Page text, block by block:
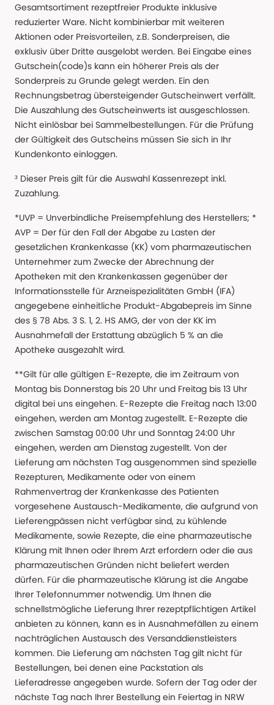
Gesamtsortiment rezeptfreier Produkte inklusive
reduzierter Ware. Nicht kombinierbar mit weiteren
Aktionen oder Preisvorteilen, z.B. Sonderpreisen, die
exklusiv über Dritte ausgelobt werden. Bei Eingabe eines
Gutschein(code)s kann ein höherer Preis als der
Sonderpreis zu Grunde gelegt werden. Ein den
Rechnungsbetrag übersteigender Gutscheinwert verfällt.
Die Auszahlung des Gutscheinwerts ist ausgeschlossen.
Nicht einlösbar bei Sammelbestellungen. Für die Prüfung
der Gültigkeit des Gutscheins müssen Sie sich in Ihr
Kundenkonto einloggen.
³ Dieser Preis gilt für die Auswahl Kassenrezept inkl.
Zuzahlung.
*UVP = Unverbindliche Preisempfehlung des Herstellers; *
AVP = Der für den Fall der Abgabe zu Lasten der
gesetzlichen Krankenkasse (KK) vom pharmazeutischen
Unternehmer zum Zwecke der Abrechnung der
Apotheken mit den Krankenkassen gegenüber der
Informationsstelle für Arzneispezialitäten GmbH (IFA)
angegebene einheitliche Produkt-Abgabepreis im Sinne
des § 78 Abs. 3 S. 1, 2. HS AMG, der von der KK im
Ausnahmefall der Erstattung abzüglich 5 % an die
Apotheke ausgezahlt wird.
**Gilt für alle gültigen E-Rezepte, die im Zeitraum von
Montag bis Donnerstag bis 20 Uhr und Freitag bis 13 Uhr
digital bei uns eingehen. E-Rezepte die Freitag nach 13:00
eingehen, werden am Montag zugestellt. E-Rezepte die
zwischen Samstag 00:00 Uhr und Sonntag 24:00 Uhr
eingehen, werden am Dienstag zugestellt. Von der
Lieferung am nächsten Tag ausgenommen sind spezielle
Rezepturen, Medikamente oder von einem
Rahmenvertrag der Krankenkasse des Patienten
vorgesehene Austausch-Medikamente, die aufgrund von
Lieferengpässen nicht verfügbar sind, zu kühlende
Medikamente, sowie Rezepte, die eine pharmazeutische
Klärung mit Ihnen oder Ihrem Arzt erfordern oder die aus
pharmazeutischen Gründen nicht beliefert werden
dürfen. Für die pharmazeutische Klärung ist die Angabe
Ihrer Telefonnummer notwendig. Um Ihnen die
schnellstmögliche Lieferung Ihrer rezeptpflichtigen Artikel
anbieten zu können, kann es in Ausnahmefällen zu einem
nachträglichen Austausch des Versanddienstleisters
kommen. Die Lieferung am nächsten Tag gilt nicht für
Bestellungen, bei denen eine Packstation als
Lieferadresse angegeben wurde. Sofern der Tag oder der
nächste Tag nach Ihrer Bestellung ein Feiertag in NRW